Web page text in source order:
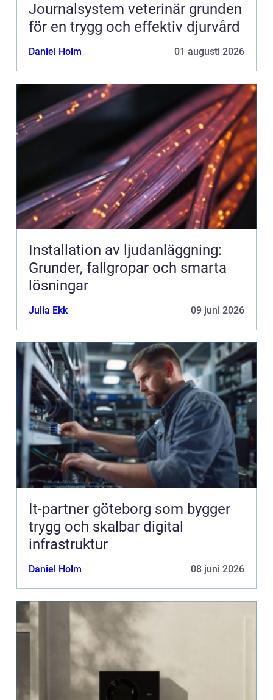
Journalsystem veterinär grunden
för en trygg och effektiv djurvård
Daniel Holm 01 augusti 2026
Installation av ljudanläggning:
Grunder, fallgropar och smarta
lösningar
Julia Ekk 09 juni 2026
It-partner göteborg som bygger
trygg och skalbar digital
infrastruktur
Daniel Holm 08 juni 2026